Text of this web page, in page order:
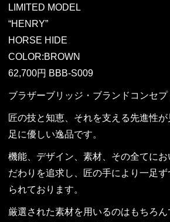
LIMITED MODEL
“HENRY”
HORSE HIDE
COLOR:BROWN
62,700円 BBB-S009
ブラザーブリッジ・ブランドコンセプ
匠の技と知恵、それを支える先進性
足に優しい逸品です。
機能、デザイン、素材、その全てにお
だわりを追求し、匠の手により一足
られております。
厳選された素材を用いるのはもちろん